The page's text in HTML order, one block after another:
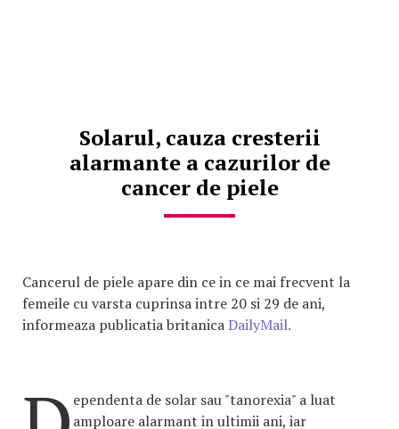
Solarul, cauza cresterii
alarmante a cazurilor de
cancer de piele
Cancerul de piele apare din ce in ce mai frecvent la
femeile cu varsta cuprinsa intre 20 si 29 de ani,
informeaza publicatia britanicaDailyMail.
ependenta de solar sau "tanorexia" a luat
amploare alarmant in ultimii ani, iar